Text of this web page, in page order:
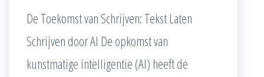
De Toekomst van Schrijven: Tekst Laten
Schrijven door AI De opkomst van
kunstmatige intelligentie (AI) heeft de